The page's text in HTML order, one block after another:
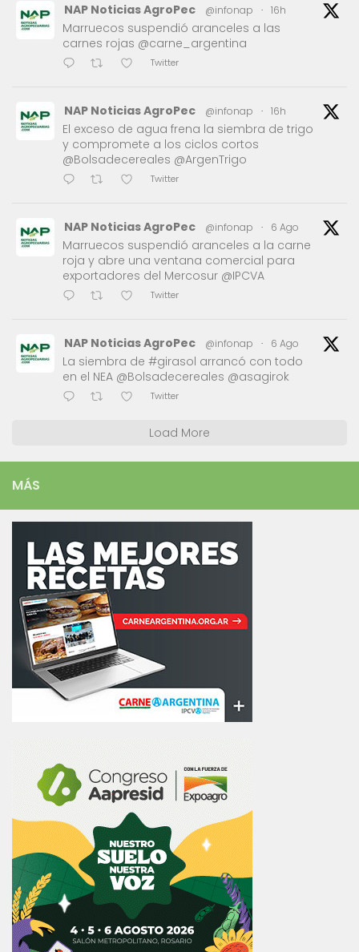
NAP Noticias AgroPec @infonap · 16h
Marruecos suspendió aranceles a las
carnes rojas @carne_argentina
Twitter
NAP Noticias AgroPec @infonap · 16h
El exceso de agua frena la siembra de trigo
y compromete a los ciclos cortos
@Bolsadecereales @ArgenTrigo
Twitter
NAP Noticias AgroPec @infonap · 6 Ago
Marruecos suspendió aranceles a la carne
roja y abre una ventana comercial para
exportadores del Mercosur @IPCVA
Twitter
NAP Noticias AgroPec @infonap · 6 Ago
La siembra de #girasol arrancó con todo
en el NEA @Bolsadecereales @asagirok
Twitter
Load More
MÁS